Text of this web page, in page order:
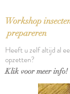
Aantal
Workshop
prepareren
Heeft u zelf altijd al
opzetten?
Klik voor meer info!